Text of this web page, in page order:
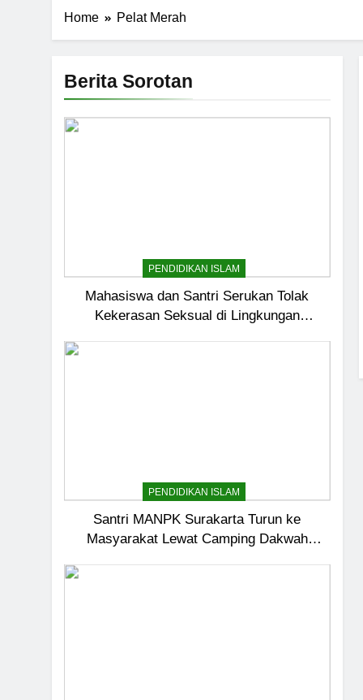
Home Pelat Merah
Berita Sorotan
PENDIDIKAN ISLAM
Mahasiswa dan Santri Serukan Tolak
Kekerasan Seksual di Lingkungan
PENDIDIKAN ISLAM
Santri MANPK Surakarta Turun ke
Masyarakat Lewat Camping Dakwah